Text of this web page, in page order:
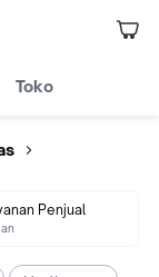
Toko
Penjual